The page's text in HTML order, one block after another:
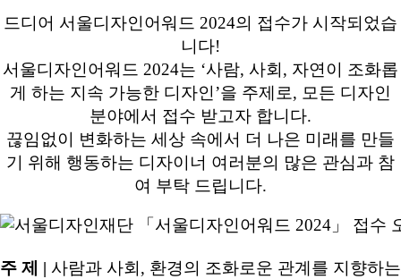
드디어 서울디자인어워드 2024의 접수가 시작되었습
니다!
서울디자인어워드 2024는 ‘사람, 사회, 자연이 조화롭
게 하는 지속 가능한 디자인’을 주제로, 모든 디자인
분야에서 접수 받고자 합니다.
끊임없이 변화하는 세상 속에서 더 나은 미래를 만들
기 위해 행동하는 디자이너 여러분의 많은 관심과 참
여 부탁 드립니다.
주 제 | 사람과 사회, 환경의 조화로운 관계를 지향하는